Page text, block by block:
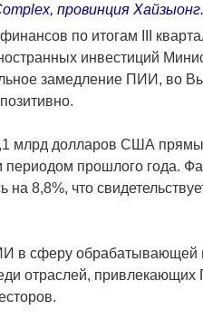
провинция
по итогам III
инвестиций
замедление ПИИ, во
млрд долларов США
прошлого года.
8,8%, что
в сферу
отраслей, привлекающих